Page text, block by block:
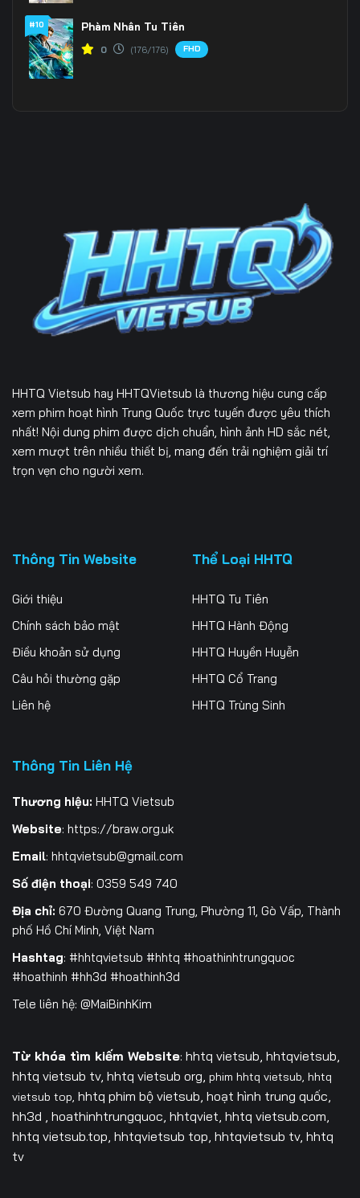
#10 Phàm Nhân Tu Tiên
0 (176/176) FHD
HHTQ Vietsub hay HHTQVietsub là thương hiệu cung cấp
xem phim hoạt hình Trung Quốc trực tuyến được yêu thích
nhất! Nội dung phim được dịch chuẩn, hình ảnh HD sắc nét,
xem mượt trên nhiều thiết bị, mang đến trải nghiệm giải trí
trọn vẹn cho người xem.
Thông Tin Website
Giới thiệu
Chính sách bảo mật
Điều khoản sử dụng
Câu hỏi thường gặp
Liên hệ
Thể Loại HHTQ
HHTQ Tu Tiên
HHTQ Hành Động
HHTQ Huyền Huyễn
HHTQ Cổ Trang
HHTQ Trùng Sinh
Thông Tin Liên Hệ
Thương hiệu: HHTQ Vietsub
Website: https://braw.org.uk
Email: hhtqvietsub@gmail.com
Số điện thoại: 0359 549 740
Địa chỉ: 670 Đường Quang Trung, Phường 11, Gò Vấp, Thành
phố Hồ Chí Minh, Việt Nam
Hashtag: #hhtqvietsub #hhtq #hoathinhtrungquoc
#hoathinh #hh3d #hoathinh3d
Tele liên hệ: @MaiBinhKim
Từ khóa tìm kiếm Website: hhtq vietsub, hhtqvietsub,
hhtq vietsub tv, hhtq vietsub org, phim hhtq vietsub, hhtq
vietsub top, hhtq phim bộ vietsub, hoạt hình trung quốc,
hh3d , hoathinhtrungquoc, hhtqviet, hhtq vietsub.com,
hhtq vietsub.top, hhtqvietsub top, hhtqvietsub tv, hhtq
tv